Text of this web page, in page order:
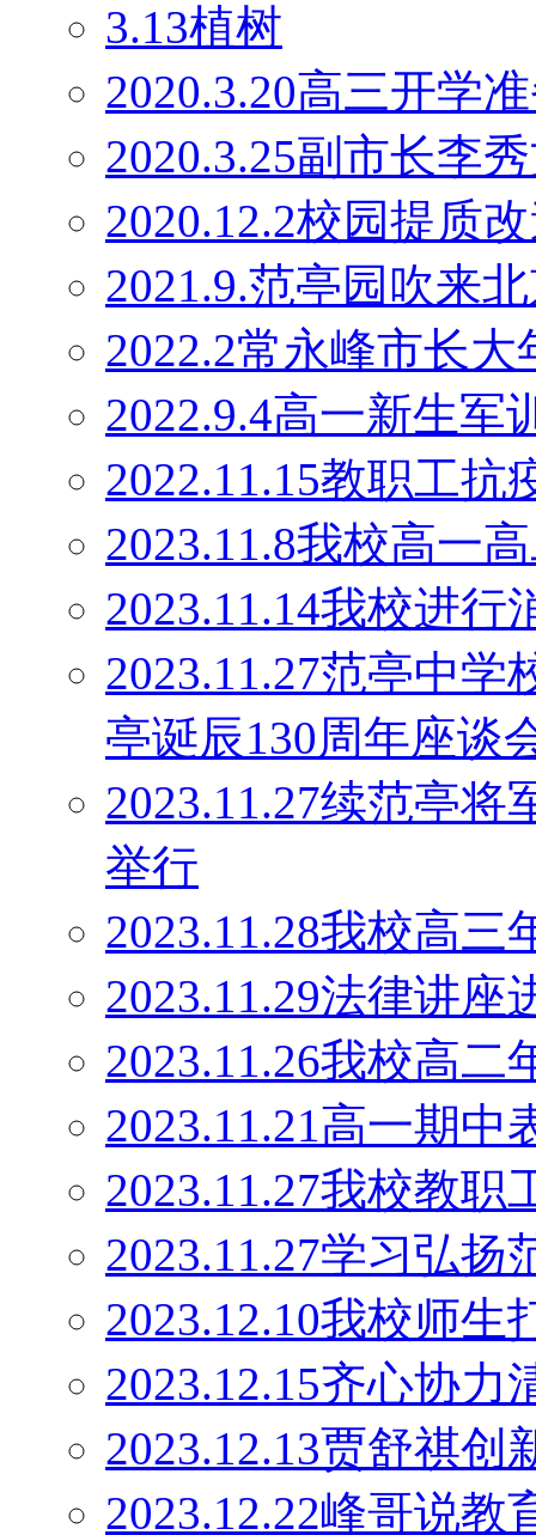
3.13植树
2020.3.20高三开学
2020.3.25副市长李
2020.12.2校园提质
2021.9.范亭园吹来
2022.2常永峰市长
2022.9.4高一新生军
2022.11.15教职工抗
2023.11.8我校高一
2023.11.14我校进行
2023.11.27范亭中
亭诞辰130周年座谈
2023.11.27续范亭将
举行
2023.11.28我校高
2023.11.29法律讲座
2023.11.26我校高
2023.11.21高一期中
2023.11.27我校教
2023.11.27学习弘
2023.12.10我校师生
2023.12.15齐心协力
2023.12.13贾舒祺创
2023.12.22峰哥说